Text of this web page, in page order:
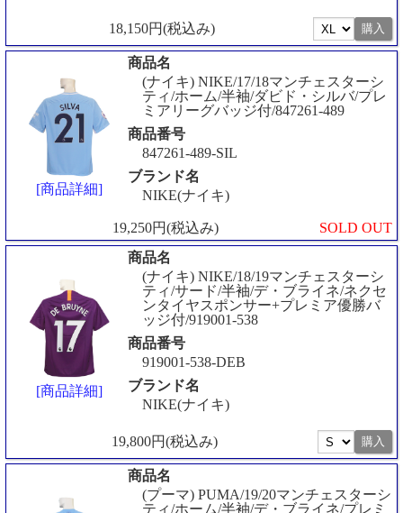
18,150円(税込み)
[商品詳細]
商品名
(ナイキ) NIKE/17/18マンチェスターシ
ティ/ホーム/半袖/ダビド・シルバ/プレ
ミアリーグバッジ付/847261-489
商品番号
847261-489-SIL
ブランド名
NIKE(ナイキ)
19,250円(税込み) SOLD OUT
[商品詳細]
商品名
(ナイキ) NIKE/18/19マンチェスターシ
ティ/サード/半袖/デ・ブライネ/ネクセ
ンタイヤスポンサー+プレミア優勝バ
ッジ付/919001-538
商品番号
919001-538-DEB
ブランド名
NIKE(ナイキ)
19,800円(税込み)
商品名
(プーマ) PUMA/19/20マンチェスターシ
ティ/ホーム/半袖/デ・ブライネ/プレミ